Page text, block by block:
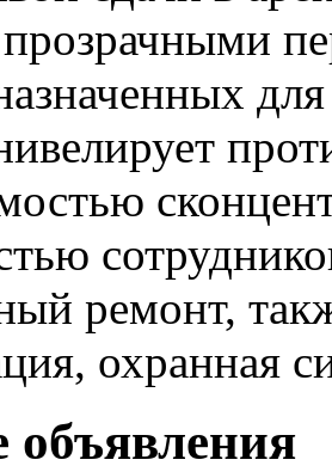
ремонт,
охранная
объявления